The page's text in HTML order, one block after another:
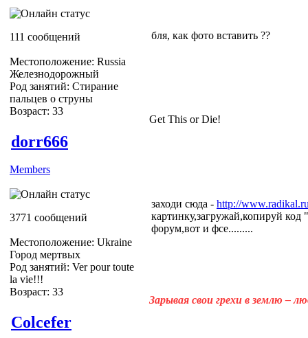
111 сообщений
Местоположение: Russia
Железнодорожный
Род занятий: Стирание
пальцев о струны
Возраст: 33
бля, как фото вставить ??
Get This or Die!
dorr666
Members
3771 сообщений
Местоположение: Ukraine
Город мертвых
Род занятий: Ver pour toute
la vie!!!
Возраст: 33
заходи сюда - http://
картинку,загружай,копируй код
форум,вот и фсе.........
Зарывая свои грехи в землю –
Colcefer